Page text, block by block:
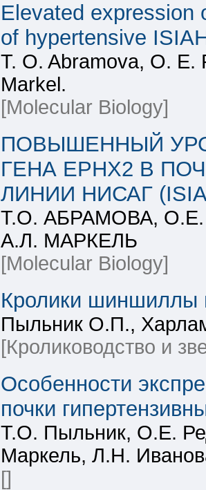
Elevated expression
of hypertensive
T. O. Abramova, O. E.
Markel.
[Molecular Biology]
ПОВЫШЕННЫЙ
ГЕНА EPHX2 В
ЛИНИИ НИСАГ
Т.О. АБРАМОВА,
А.Л. МАРКЕЛЬ
[Molecular Biology]
Кролики шиншиллы
Пыльник О.П.,
[Кролиководство и
Особенности
почки
Т.О. Пыльник, О.Е.
Маркель, Л.Н.
[]